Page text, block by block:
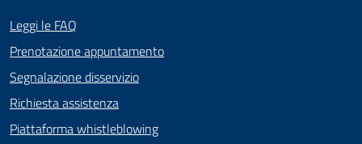
Leggi le FAQ
Prenotazione appuntamento
Segnalazione disservizio
Richiesta assistenza
Piattaforma whistleblowing